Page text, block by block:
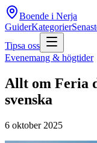
Boende i Nerja
GuiderKategorier
Tipsa oss
Evenemang & högtider
Allt om Feria
svenska
6 oktober 2025